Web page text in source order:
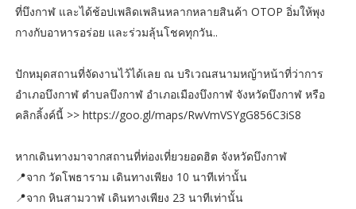
ที่บึงกาฬ และได้ช้อปเพลิดเพลินหลากหลายสินค้า OTOP อิ่มให้พุง
กางกับอาหารอร่อย และร่วมลุ้นโชคทุกวัน..
ปักหมุดสถานที่จัดงานไว้ได้เลย ณ บริเวณสนามหญ้าหน้าที่ว่าการ
อำเภอบึงกาฬ ตำบลบึงกาฬ อำเภอเมืองบึงกาฬ จังหวัดบึงกาฬ หรือ
คลิกลิ้งค์นี้ >> https://goo.gl/maps/RwVmVSYgG856C3iS8
หากเดินทางมาจากสถานที่ท่องเที่ยวยอดฮิต จังหวัดบึงกาฬ
📍จาก วัดโพธาราม เดินทางเพียง 10 นาทีเท่านั้น
📍จาก หินสามวาฬ เดินทางเพียง 23 นาทีเท่านั้น